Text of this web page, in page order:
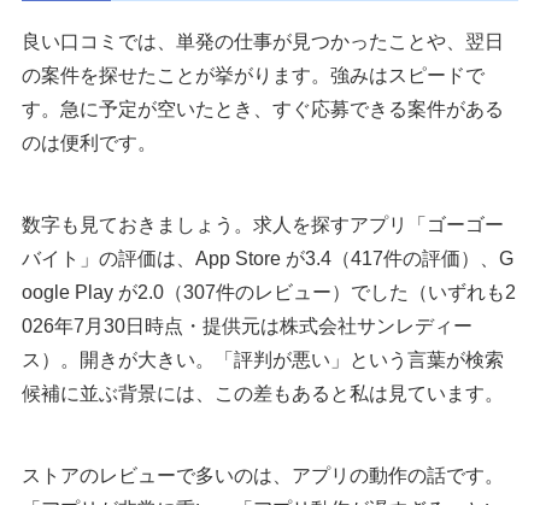
良い口コミでは、単発の仕事が見つかったことや、翌日
の案件を探せたことが挙がります。強みはスピードで
す。急に予定が空いたとき、すぐ応募できる案件がある
のは便利です。
数字も見ておきましょう。求人を探すアプリ「ゴーゴー
バイト」の評価は、App Store が3.4（417件の評価）、G
oogle Play が2.0（307件のレビュー）でした（いずれも2
026年7月30日時点・提供元は株式会社サンレディー
ス）。開きが大きい。「評判が悪い」という言葉が検索
候補に並ぶ背景には、この差もあると私は見ています。
ストアのレビューで多いのは、アプリの動作の話です。